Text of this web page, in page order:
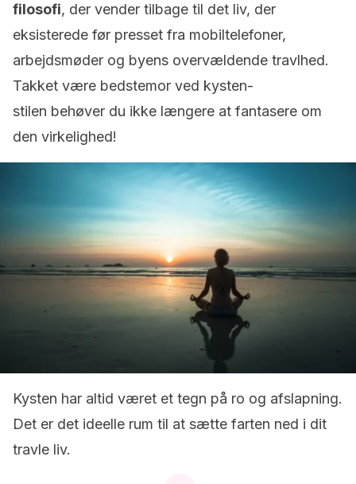
filosofi, der vender tilbage til det liv, der
eksisterede før presset fra mobiltelefoner,
arbejdsmøder og byens overvældende travlhed.
Takket være bedstemor ved kysten-
stilen behøver du ikke længere at fantasere om
den virkelighed!
Kysten har altid været et tegn på ro og afslapning.
Det er det ideelle rum til at sætte farten ned i dit
travle liv.